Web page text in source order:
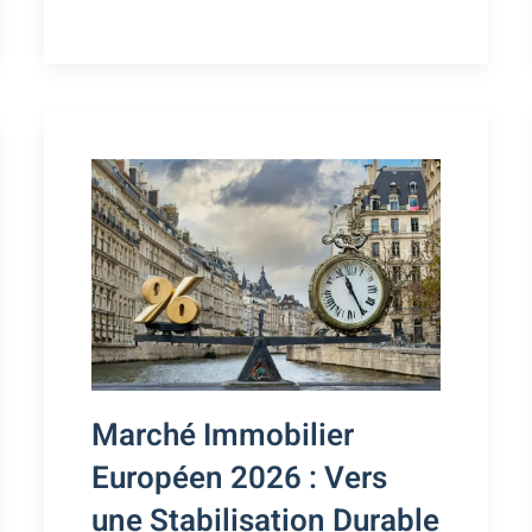
Marché Immobilier
Européen 2026 : Vers
une Stabilisation Durable